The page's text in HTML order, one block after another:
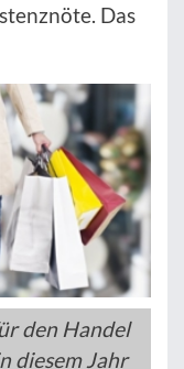
Das
den Handel
diesem Jahr